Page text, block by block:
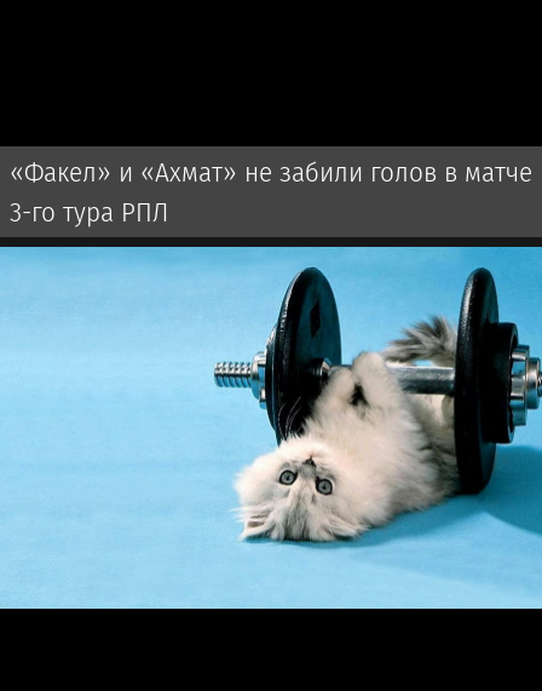
«Факел» и «Ахмат» не забили голов в матче
3-го тура РПЛ